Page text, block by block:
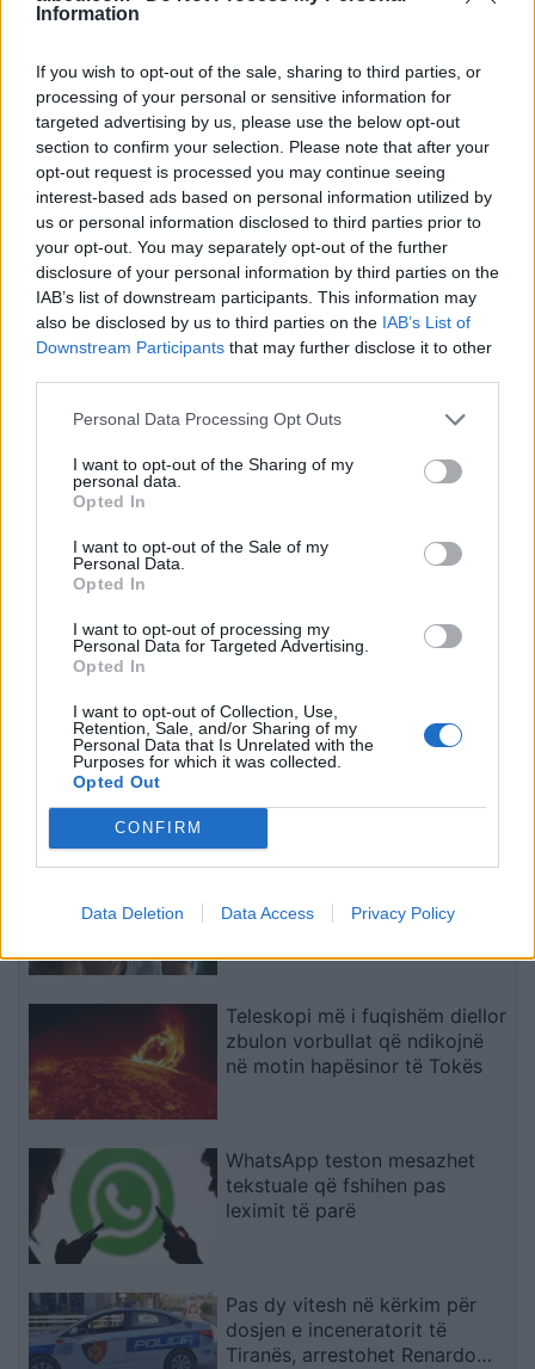
Information
If you wish to opt-out of the sale, sharing to third parties, or
processing of your personal or sensitive information for
targeted advertising by us, please use the below opt-out
section to confirm your selection. Please note that after your
opt-out request is processed you may continue seeing
interest-based ads based on personal information utilized by
us or personal information disclosed to third parties prior to
your opt-out. You may separately opt-out of the further
disclosure of your personal information by third parties on the
IAB’s list of downstream participants. This information may
also be disclosed by us to third parties on the IAB’s List of
Downstream Participants that may further disclose it to other
Personal Data Processing Opt Outs
I want to opt-out of the Sharing of my
personal data.
Opted In
I want to opt-out of the Sale of my
Personal Data.
Opted In
I want to opt-out of processing my
Personal Data for Targeted Advertising.
Opted In
I want to opt-out of Collection, Use,
Retention, Sale, and/or Sharing of my
Personal Data that Is Unrelated with the
Purposes for which it was collected.
Opted Out
CONFIRM
Data Deletion Data Access Privacy Policy
Zjarri në Krujë përhapet
më tej, evakuohen
banorët e Barabit–Lluban,
raportohen shpërthime
armatimesh
Arrestohet pranë banesës
i dyshuari për vrasjen e
20-vjeçarit në Korçë
Moskës dhe Kievit
armëpushim në Detin e Zi
Përfundon pas 4 orësh
protesta kundër klasës
politike: “Nesër më
Dita e nëntë e protestës
në Divjakë, banorët djegin
teserat e PS-së dhe
kundërshtojnë bashkimin
me Lushnjën
Protestuesit vijojnë
marshimin pa u ndalur:
Shqipëria e rinisë, jo e
të fundit
Horoskopi 9 Gusht 2026/
secilën shenjë?
Teleskopi më i fuqishëm diellor
zbulon vorbullat që ndikojnë
në motin hapësinor të Tokës
WhatsApp teston mesazhet
tekstuale që fshihen pas
leximit të parë
Pas dy vitesh në kërkim për
dosjen e inceneratorit të
Tiranës, arrestohet Renardo